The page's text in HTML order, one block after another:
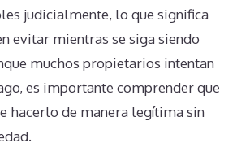
judicialmente, lo que significa
evitar mientras se siga siendo
muchos propietarios intentan
es importante comprender que
hacerlo de manera legítima sin